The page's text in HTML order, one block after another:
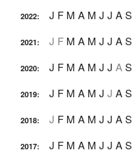
2022: J F M A M J J AS
2021: J F M A M J J AS
2020: J F M A M J J AS
2019: J F M A M J J AS
2018: J F M A M J J AS
2017: J F M A M J J AS